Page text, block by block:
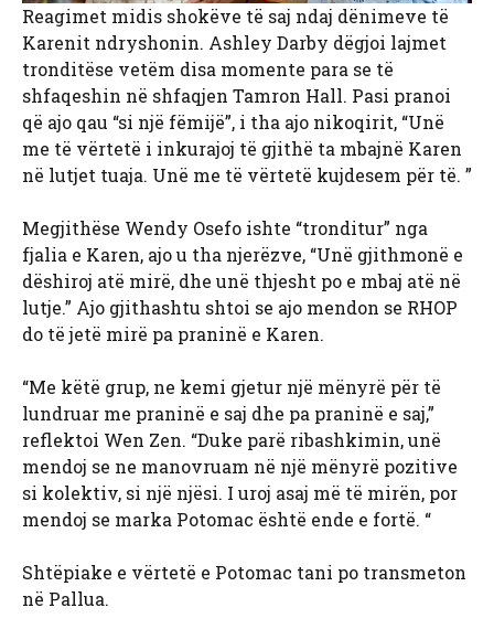
Reagimet midis shokëve të saj ndaj dënimeve të
Karenit ndryshonin. Ashley Darby dëgjoi lajmet
tronditëse vetëm disa momente para se të
shfaqeshin në shfaqjen Tamron Hall. Pasi pranoi
që ajo qau “si një fëmijë”, i tha ajo nikoqirit, “Unë
me të vërtetë i inkurajoj të gjithë ta mbajnë Karen
në lutjet tuaja. Unë me të vërtetë kujdesem për të. ”
Megjithëse Wendy Osefo ishte “tronditur” nga
fjalia e Karen, ajo u tha njerëzve, “Unë gjithmonë e
dëshiroj atë mirë, dhe unë thjesht po e mbaj atë në
lutje.” Ajo gjithashtu shtoi se ajo mendon se RHOP
do të jetë mirë pa praninë e Karen.
“Me këtë grup, ne kemi gjetur një mënyrë për të
lundruar me praninë e saj dhe pa praninë e saj,”
reflektoi Wen Zen. “Duke parë ribashkimin, unë
mendoj se ne manovruam në një mënyrë pozitive
si kolektiv, si një njësi. I uroj asaj më të mirën, por
mendoj se marka Potomac është ende e fortë. “
Shtëpiake e vërtetë e Potomac tani po transmeton
në Pallua.